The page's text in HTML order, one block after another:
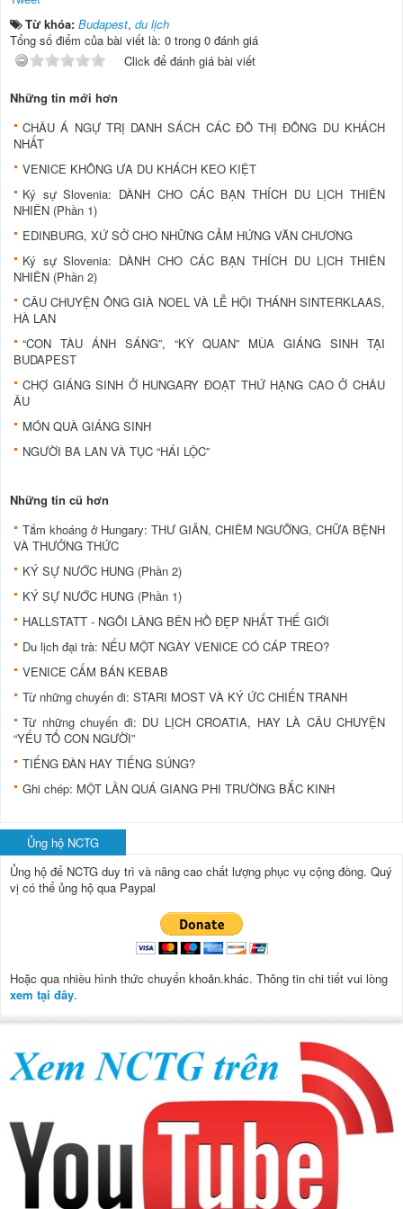
Từ khóa: Budapest, du lịch
Tổng số điểm của bài viết là: 0 trong 0 đánh giá
Click để đánh giá bài viết
Những tin mới hơn
CHÂU Á NGỰ TRỊ DANH SÁCH CÁC ĐÔ THỊ ĐÔNG DU KHÁCH
NHẤT
VENICE KHÔNG ƯA DU KHÁCH KEO KIỆT
Ký sự Slovenia: DÀNH CHO CÁC BẠN THÍCH DU LỊCH THIÊN
NHIÊN (Phần 1)
EDINBURG, XỨ SỞ CHO NHỮNG CẢM HỨNG VĂN CHƯƠNG
Ký sự Slovenia: DÀNH CHO CÁC BẠN THÍCH DU LỊCH THIÊN
NHIÊN (Phần 2)
CÂU CHUYỆN ÔNG GIÀ NOEL VÀ LỄ HỘI THÁNH SINTERKLAAS,
HÀ LAN
“CON TÀU ÁNH SÁNG”, “KỲ QUAN” MÙA GIÁNG SINH TẠI
BUDAPEST
CHỢ GIÁNG SINH Ở HUNGARY ĐOẠT THỨ HẠNG CAO Ở CHÂU
ÂU
MÓN QUÀ GIÁNG SINH
NGƯỜI BA LAN VÀ TỤC “HÁI LỘC”
Những tin cũ hơn
Tắm khoáng ở Hungary: THƯ GIÃN, CHIÊM NGƯỠNG, CHỮA BỆNH
VÀ THƯỞNG THỨC
KÝ SỰ NƯỚC HUNG (Phần 2)
KÝ SỰ NƯỚC HUNG (Phần 1)
HALLSTATT - NGÔI LÀNG BÊN HỒ ĐẸP NHẤT THẾ GIỚI
Du lịch đại trà: NẾU MỘT NGÀY VENICE CÓ CÁP TREO?
VENICE CẤM BÁN KEBAB
Từ những chuyến đi: STARI MOST VÀ KÝ ỨC CHIẾN TRANH
Từ những chuyến đi: DU LỊCH CROATIA, HAY LÀ CÂU CHUYỆN
“YẾU TỐ CON NGƯỜI”
TIẾNG ĐÀN HAY TIẾNG SÚNG?
Ghi chép: MỘT LẦN QUÁ GIANG PHI TRƯỜNG BẮC KINH
Ủng hộ NCTG
Ủng hộ để NCTG duy trì và nâng cao chất lượng phục vụ cộng đồng. Quý
vị có thể ủng hộ qua Paypal
Hoặc qua nhiều hình thức chuyển khoản.khác. Thông tin chi tiết vui lòng
xem tại đây.